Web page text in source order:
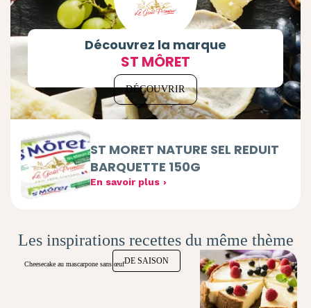
Découvrez la marque
ST MÔRET
DÉCOUVRIR
ST MORET NATURE SEL REDUIT
BARQUETTE 150G
En savoir plus
Les inspirations recettes du même thème
DE SAISON
Cheesecake au mascarpone sans œuf